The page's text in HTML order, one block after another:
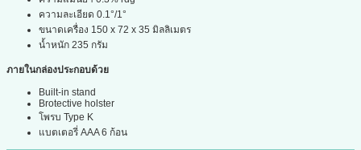
ความละเอียด 0.1°/1°
ขนาดเครื่อง 150 x 72 x 35 มิลลิเมตร
น้ำหนัก 235 กรัม
ภายในกล่องประกอบด้วย
Built-in stand
Brotective holster
โพรบ Type K
แบตเตอรี่ AAA 6 ก้อน